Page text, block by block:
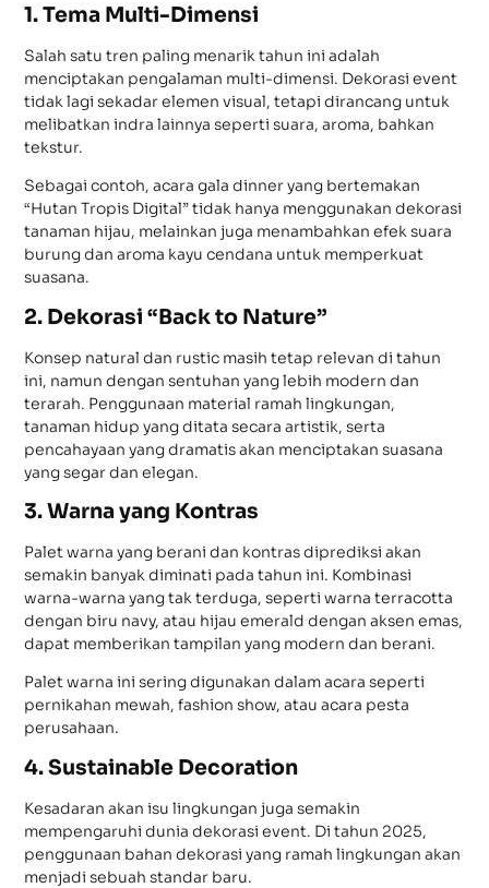
1. Tema Multi-Dimensi
Salah satu tren paling menarik tahun ini adalah
menciptakan pengalaman multi-dimensi. Dekorasi event
tidak lagi sekadar elemen visual, tetapi dirancang untuk
melibatkan indra lainnya seperti suara, aroma, bahkan
tekstur.
Sebagai contoh, acara gala dinner yang bertemakan
“Hutan Tropis Digital” tidak hanya menggunakan dekorasi
tanaman hijau, melainkan juga menambahkan efek suara
burung dan aroma kayu cendana untuk memperkuat
suasana.
2. Dekorasi “Back to Nature”
Konsep natural dan rustic masih tetap relevan di tahun
ini, namun dengan sentuhan yang lebih modern dan
terarah. Penggunaan material ramah lingkungan,
tanaman hidup yang ditata secara artistik, serta
pencahayaan yang dramatis akan menciptakan suasana
yang segar dan elegan.
3. Warna yang Kontras
Palet warna yang berani dan kontras diprediksi akan
semakin banyak diminati pada tahun ini. Kombinasi
warna-warna yang tak terduga, seperti warna terracotta
dengan biru navy, atau hijau emerald dengan aksen emas,
dapat memberikan tampilan yang modern dan berani.
Palet warna ini sering digunakan dalam acara seperti
pernikahan mewah, fashion show, atau acara pesta
perusahaan.
4. Sustainable Decoration
Kesadaran akan isu lingkungan juga semakin
mempengaruhi dunia dekorasi event. Di tahun 2025,
penggunaan bahan dekorasi yang ramah lingkungan akan
menjadi sebuah standar baru.